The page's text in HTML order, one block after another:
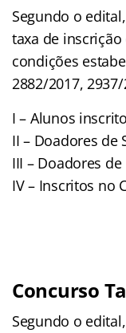
Segundo o
taxa de
condições
2882/2017,
I – Alunos
II – Doadores de
III – Doadores
IV – Inscritos no
Concurso
Segundo o